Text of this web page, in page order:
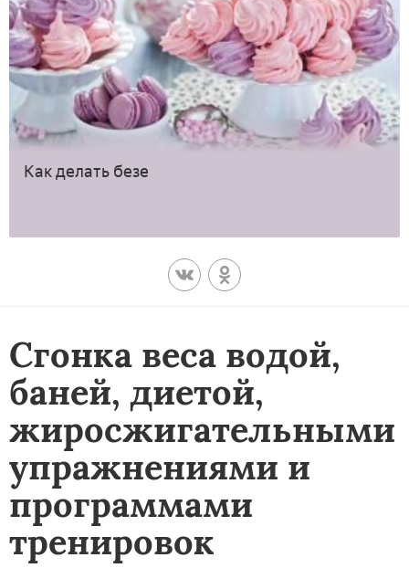
Как делать безе
Сгонка веса водой,
баней, диетой,
жиросжигательными
упражнениями и
программами
тренировок